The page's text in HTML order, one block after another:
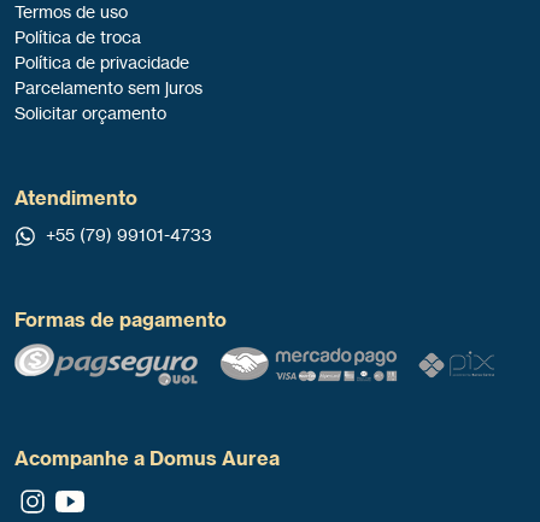
Termos de uso
Política de troca
Política de privacidade
Parcelamento sem juros
Solicitar orçamento
Atendimento
+55 (79) 99101-4733
Formas de pagamento
Acompanhe a Domus Aurea